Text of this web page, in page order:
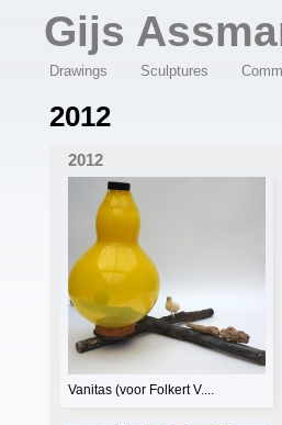
Gijs
Drawings Sculptures
2012
2012
Vanitas (voor Folkert V....